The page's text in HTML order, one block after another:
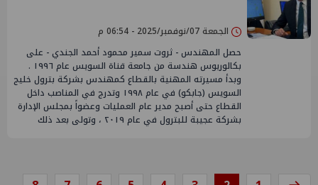
الجمعة 07/نوفمبر/2025 - 06:54 م
حصل المهندس - ثروت سمير محمود أحمد الجندي - على
بكالوريوس هندسة من جامعة قناة السويس عام ١٩٩٦ .
وبدأ مسيرته المهنية بالقطاع كمهندس بشركة بترول خليج
السويس (جابكو) في عام ۱۹۹۸ وتدرج في المناصب داخل
القطاع حتى أصبح مدير عام العمليات وعضواً بمجلس الإدارة
بشركة عجيبة للبترول في عام ٢٠١٩ ، وتولى بعد ذلك